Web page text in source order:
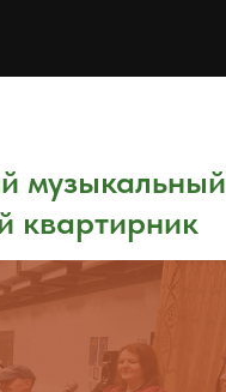
музыкальный
квартирник